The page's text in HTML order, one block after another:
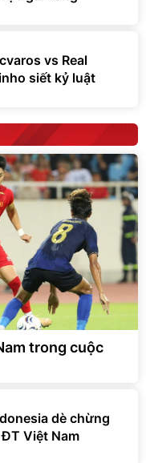
vs Real
siết kỷ luật
trong cuộc
dè chừng
Việt Nam